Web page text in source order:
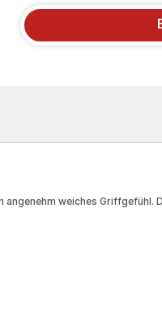
weiches Griffgefühl.